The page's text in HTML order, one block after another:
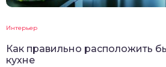
Интерьер
Как правильно расположить
кухне